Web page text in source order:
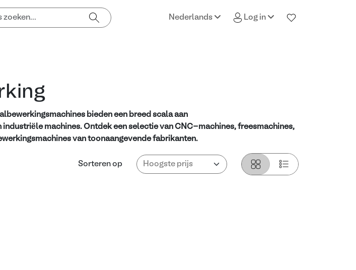
Nederlands Log in
bieden een breed scala aan
machines. Ontdek een selectie van CNC-machines, freesmachines,
van toonaangevende fabrikanten.
Sorteren op